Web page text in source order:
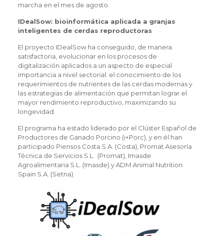
marcha en el mes de agosto.
IDealSow: bioinformática aplicada a granjas
inteligentes de cerdas reproductoras
El proyecto IDealSow ha conseguido, de manera
satisfactoria, evolucionar en los procesos de
digitalización aplicados a un aspecto de especial
importancia a nivel sectorial: el conocimiento de los
requerimientos de nutrientes de las cerdas modernas y
las estrategias de alimentación que permitan lograr el
mayor rendimiento reproductivo, maximizando su
longevidad.
El programa ha estado liderado por el Clúster Español de
Productores de Ganado Porcino (i+Porc), y en él han
participado Piensos Costa S.A. (Costa), Promat Asesoría
Técnica de Servicios S.L. (Promat), Imasde
Agroalimentaria S.L. (Imasde) y ADM Animal Nutrition
Spain S.A. (Setna).